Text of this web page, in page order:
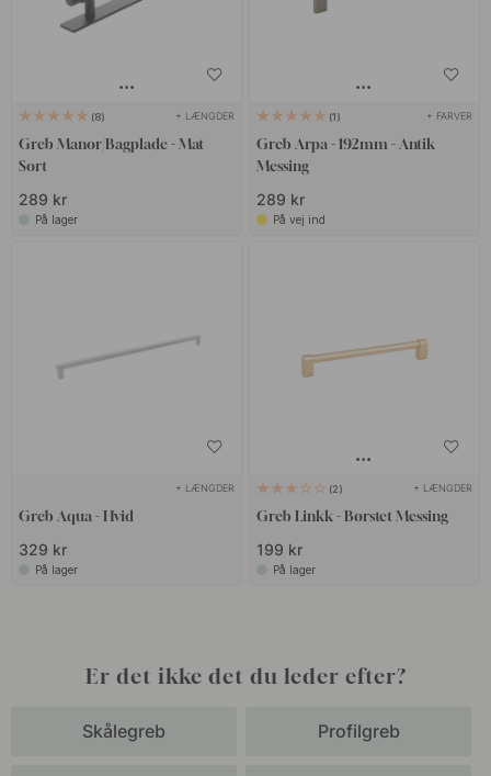
8 + LÆNGDER
Greb Manor/Bagplade - Mat
Sort
289 kr
På lager
1 + FARVER
Greb Arpa - 192mm - Antik
Messing
289 kr
På vej ind
+ LÆNGDER
Greb Aqua - Hvid
329 kr
På lager
2 + LÆNGDER
Greb Linkk - Børstet Messing
199 kr
På lager
Er det ikke det du leder efter?
Skålegreb Profilgreb